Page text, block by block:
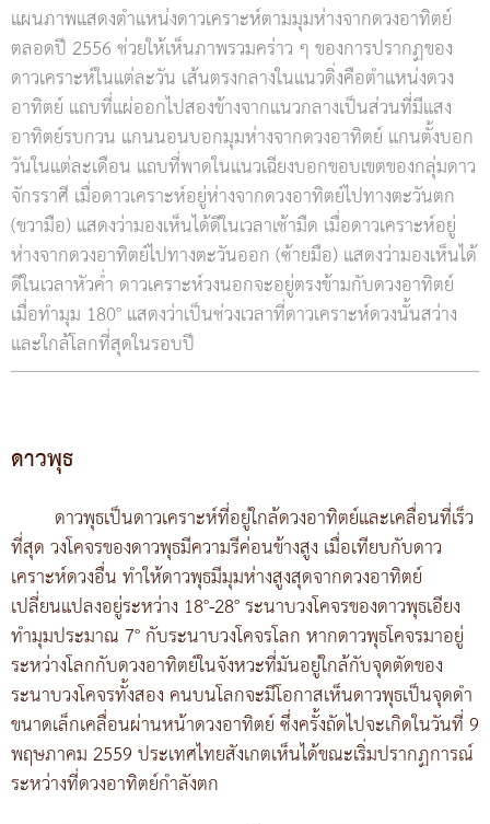
แผนภาพแสดงตำแหน่งดาวเคราะห์ตามมุมห่างจากดวงอาทิตย์
ตลอดปี 2556 ช่วยให้เห็นภาพรวมคร่าว ๆ ของการปรากฏของ
ดาวเคราะห์ในแต่ละวัน เส้นตรงกลางในแนวดิ่งคือตำแหน่งดวง
อาทิตย์ แถบที่แผ่ออกไปสองข้างจากแนวกลางเป็นส่วนที่มีแสง
อาทิตย์รบกวน แกนนอนบอกมุมห่างจากดวงอาทิตย์ แกนตั้งบอก
วันในแต่ละเดือน แถบที่พาดในแนวเฉียงบอกขอบเขตของกลุ่มดาว
จักรราศี เมื่อดาวเคราะห์อยู่ห่างจากดวงอาทิตย์ไปทางตะวันตก
(ขวามือ) แสดงว่ามองเห็นได้ดีในเวลาเช้ามืด เมื่อดาวเคราะห์อยู่
ห่างจากดวงอาทิตย์ไปทางตะวันออก (ซ้ายมือ) แสดงว่ามองเห็นได้
ดีในเวลาหัวค่ำ ดาวเคราะห์วงนอกจะอยู่ตรงข้ามกับดวงอาทิตย์
เมื่อทำมุม 180° แสดงว่าเป็นช่วงเวลาที่ดาวเคราะห์ดวงนั้นสว่าง
และใกล้โลกที่สุดในรอบปี
ดาวพุธ
ดาวพุธเป็นดาวเคราะห์ที่อยู่ใกล้ดวงอาทิตย์และเคลื่อนที่เร็ว
ที่สุด วงโคจรของดาวพุธมีความรีค่อนข้างสูง เมื่อเทียบกับดาว
เคราะห์ดวงอื่น ทำให้ดาวพุธมีมุมห่างสูงสุดจากดวงอาทิตย์
เปลี่ยนแปลงอยู่ระหว่าง 18°-28° ระนาบวงโคจรของดาวพุธเอียง
ทำมุมประมาณ 7° กับระนาบวงโคจรโลก หากดาวพุธโคจรมาอยู่
ระหว่างโลกกับดวงอาทิตย์ในจังหวะที่มันอยู่ใกล้กับจุดตัดของ
ระนาบวงโคจรทั้งสอง คนบนโลกจะมีโอกาสเห็นดาวพุธเป็นจุดดำ
ขนาดเล็กเคลื่อนผ่านหน้าดวงอาทิตย์ ซึ่งครั้งถัดไปจะเกิดในวันที่ 9
พฤษภาคม 2559 ประเทศไทยสังเกตเห็นได้ขณะเริ่มปรากฏการณ์
ระหว่างที่ดวงอาทิตย์กำลังตก